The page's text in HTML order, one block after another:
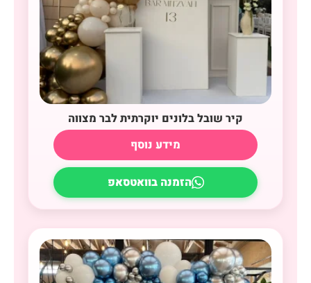
קיר שובל בלונים יוקרתית לבר מצווה
מידע נוסף
הזמנה בוואטסאפ